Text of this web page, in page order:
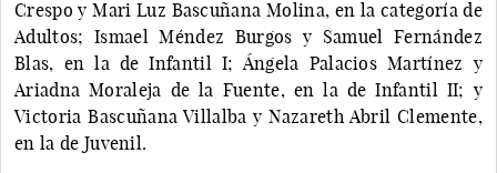
Crespo y Mari Luz Bascuñana Molina, en la categoría de
Adultos; Ismael Méndez Burgos y Samuel Fernández
Blas, en la de Infantil I; Ángela Palacios Martínez y
Ariadna Moraleja de la Fuente, en la de Infantil II; y
Victoria Bascuñana Villalba y Nazareth Abril Clemente,
en la de Juvenil.